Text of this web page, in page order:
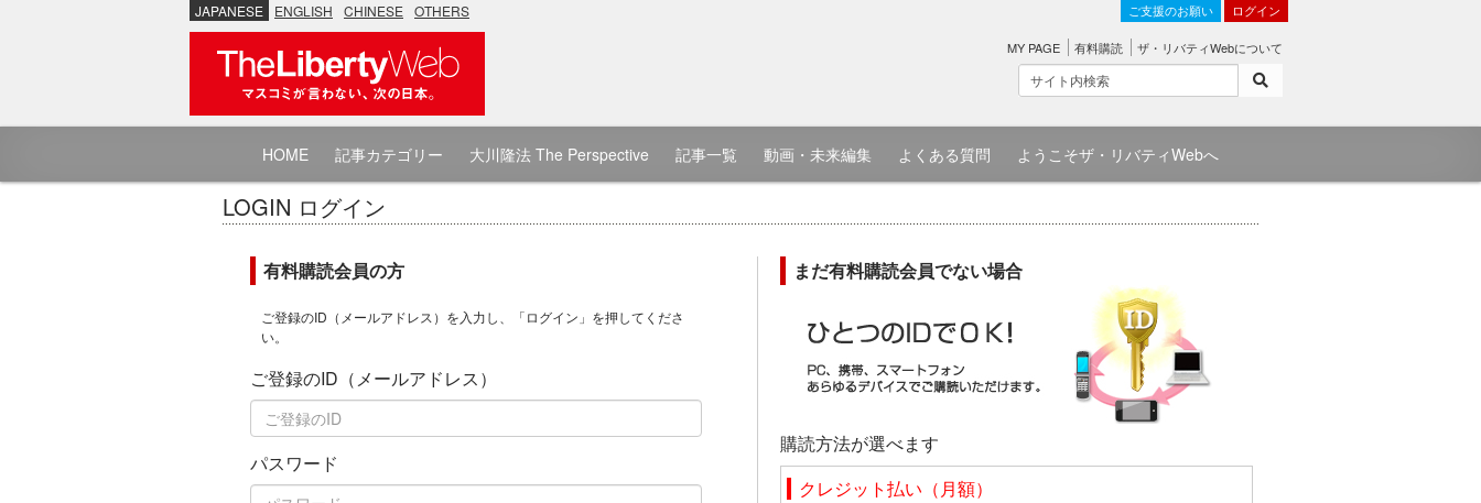
JAPANESE ENGLISH CHINESE OTHERS ご支援のお願い ログイン
MY PAGE 有料購読 ザ・リバティWebについて
HOME 記事カテゴリー 大川隆法 The Perspective 記事一覧 動画・未来編集 よくある質問 ようこそザ・リバティWebへ
LOGIN ログイン
有料購読会員の方
ご登録のID（メールアドレス）を入力し、「ログイン」を押してくださ
い。
ご登録のID（メールアドレス）
パスワード
まだ有料購読会員でない場合
購読方法が選べます
クレジット払い（月額）